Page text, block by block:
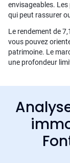
envisageables.
qui peut rassurer
Le rendement de
vous pouvez
patrimoine. Le
une profondeur